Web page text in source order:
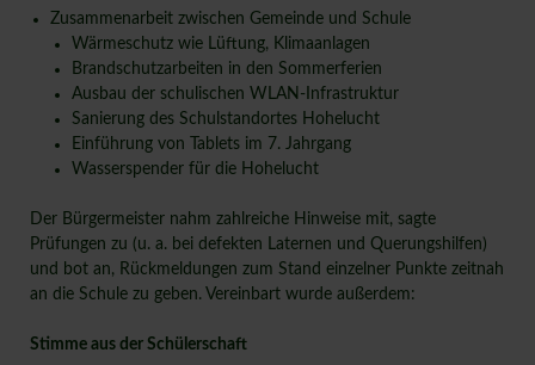
Zusammenarbeit zwischen Gemeinde und Schule
Wärmeschutz wie Lüftung, Klimaanlagen
Brandschutzarbeiten in den Sommerferien
Ausbau der schulischen WLAN-Infrastruktur
Sanierung des Schulstandortes Hohelucht
Einführung von Tablets im 7. Jahrgang
Wasserspender für die Hohelucht
Der Bürgermeister nahm zahlreiche Hinweise mit, sagte
Prüfungen zu (u. a. bei defekten Laternen und Querungshilfen)
und bot an, Rückmeldungen zum Stand einzelner Punkte zeitnah
an die Schule zu geben. Vereinbart wurde außerdem:
Stimme aus der Schülerschaft